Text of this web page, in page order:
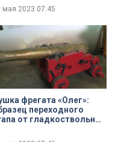
мая 2023 07:45
фрегата «Олег»:
переходного
от гладкоствольных